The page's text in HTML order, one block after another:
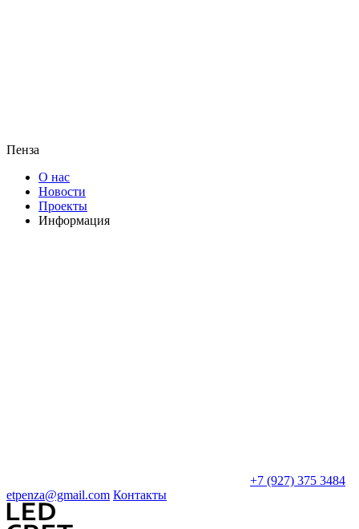
Пенза
О нас
Новости
Проекты
Информация
+7 (927) 375 3484
etpenza@gmail.com Контакты